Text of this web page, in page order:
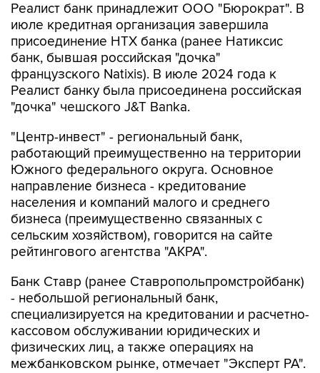
Реалист банк принадлежит ООО "Бюрократ". В
июле кредитная организация завершила
присоединение НТХ банка (ранее Натиксис
банк, бывшая российская "дочка"
французского Natixis). В июле 2024 года к
Реалист банку была присоединена российская
"дочка" чешского J&T Banka.
"Центр-инвест" - региональный банк,
работающий преимущественно на территории
Южного федерального округа. Основное
направление бизнеса - кредитование
населения и компаний малого и среднего
бизнеса (преимущественно связанных с
сельским хозяйством), говорится на сайте
рейтингового агентства "АКРА".
Банк Ставр (ранее Ставропольпромстройбанк)
- небольшой региональный банк,
специализируется на кредитовании и расчетно-
кассовом обслуживании юридических и
физических лиц, а также операциях на
межбанковском рынке, отмечает "Эксперт РА".